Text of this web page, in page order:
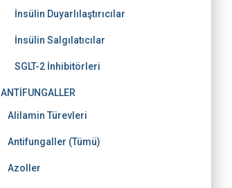
İnsülin Duyarlılaştırıcılar
İnsülin Salgılatıcılar
SGLT-2 İnhibitörleri
ANTİFUNGALLER
Alilamin Türevleri
Antifungaller (Tümü)
Azoller